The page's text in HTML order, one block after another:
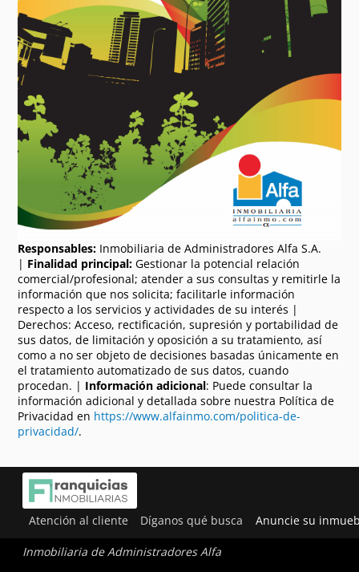
Responsables: Inmobiliaria de Administradores Alfa S.A.
| Finalidad principal: Gestionar la potencial relación
comercial/profesional; atender a sus consultas y remitirle la
información que nos solicita; facilitarle información
respecto a los servicios y actividades de su interés |
Derechos: Acceso, rectificación, supresión y portabilidad de
sus datos, de limitación y oposición a su tratamiento, así
como a no ser objeto de decisiones basadas únicamente en
el tratamiento automatizado de sus datos, cuando
procedan. | Información adicional: Puede consultar la
información adicional y detallada sobre nuestra Política de
Privacidad en https://www.alfainmo.com/politica-de-
privacidad/.
Atención al cliente Díganos qué busca Anuncie su
Inmobiliaria de Administradores Alfa